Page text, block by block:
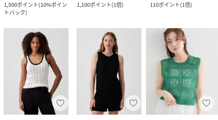
素材
サイズ
クリーニング ドライクリーニング
品番
RU3176_35520540006
35520540006-7Y-3M RU3176
1,500ポイント(10%ポイン
トバック)
1,100ポイント(1倍)
110ポイント(1倍)